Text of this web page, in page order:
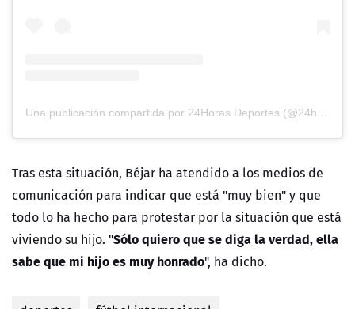
Una publicación compartida por 24Horas Deportes (@24horasdeportes)
Tras esta situación, Béjar ha atendido a los medios de
comunicación para indicar que está "muy bien" y que
todo lo ha hecho para protestar por la situación que está
viviendo su hijo. "Sólo quiero que se diga la verdad, ella
sabe que mi hijo es muy honrado", ha dicho.